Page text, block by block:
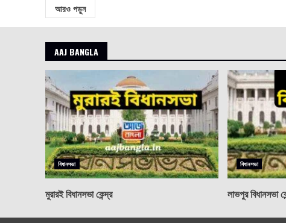
আরও পড়ুন
AAJ BANGLA
বিধানসভা
মুরারই বিধানসভা কেন্দ্র
বিধানসভা
লাভপুর বিধানসভা